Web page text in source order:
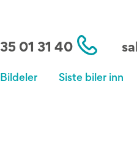
35 01 31 40
Bildeler Siste biler inn